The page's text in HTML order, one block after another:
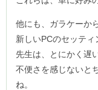
他にも、ガラケーか
新しいPCのセッティ
先生は、とにかく遅い
不便さを感じないと
ね。